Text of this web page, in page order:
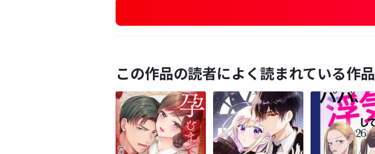
この作品の読者によく読まれている作品